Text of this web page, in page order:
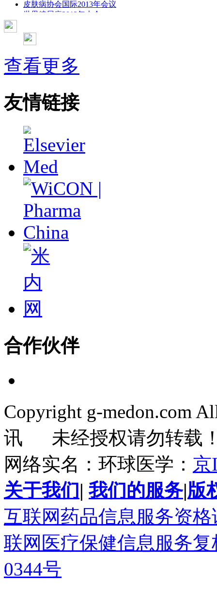
皮肤病协会国际2013年会议
世界糖尿病2013年大会
彭晓霞---诊断试验的Meta分析
武姗姗---累积Meta分析和TSA分析
孙凤---Network Meta分析
杨智荣---Cochrane综述实战经验分享
杨祖耀---疾病频率资料的Meta分析
查看更多
友情链接
合作伙伴
Copyright g-medon.com
讯 未经授权请勿转载
网络实名：环球医学： 京
关于我们 | 我们的服务|版
互联网药品信息服务资
联网医疗保健信息服务
0344号